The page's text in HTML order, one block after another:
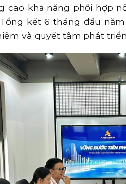
cao khả năng phối hợp
kết 6 tháng đầu
và quyết tâm phát